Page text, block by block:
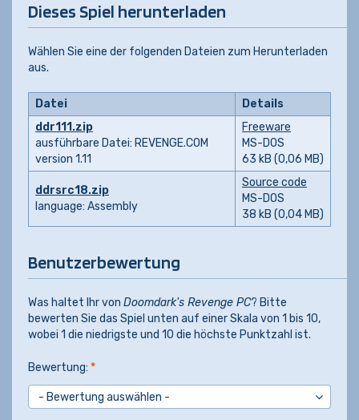
Dieses Spiel herunterladen
Wählen Sie eine der folgenden Dateien zum Herunterladen
aus.
Datei
Details
ddr111.zip
ausführbare Datei: REVENGE.COM
version 1.11
Freeware
MS-DOS
63 kB (0,06 MB)
ddrsrc18.zip
language: Assembly
Source code
MS-DOS
38 kB (0,04 MB)
Benutzerbewertung
Was haltet Ihr von Doomdark's Revenge PC? Bitte
bewerten Sie das Spiel unten auf einer Skala von 1 bis 10,
wobei 1 die niedrigste und 10 die höchste Punktzahl ist.
Bewertung: *